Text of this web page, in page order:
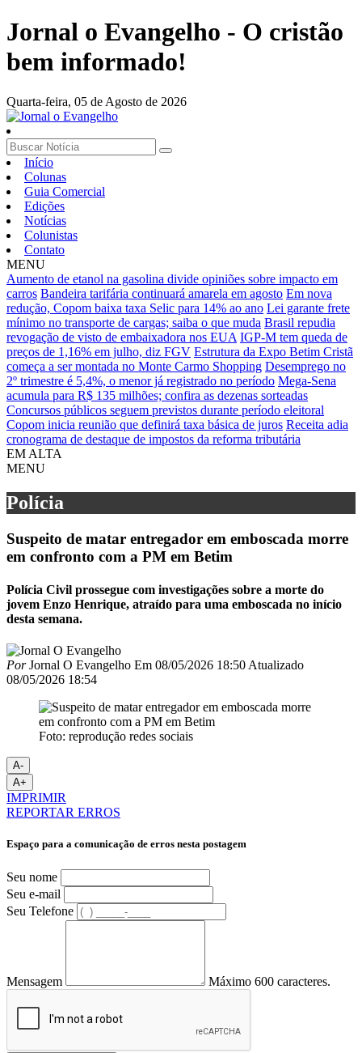
Jornal o Evangelho - O cristão
bem informado!
Quarta-feira, 05 de Agosto de 2026
Início
Colunas
Guia Comercial
Edições
Notícias
Colunistas
Contato
MENU
Aumento de etanol na gasolina divide opiniões sobre impacto em
carros Bandeira tarifária continuará amarela em agosto Em nova
redução, Copom baixa taxa Selic para 14% ao ano Lei garante frete
mínimo no transporte de cargas; saiba o que muda Brasil repudia
revogação de visto de embaixadora nos EUA IGP-M tem queda de
preços de 1,16% em julho, diz FGV Estrutura da Expo Betim Cristã
começa a ser montada no Monte Carmo Shopping Desemprego no
2º trimestre é 5,4%, o menor já registrado no período Mega-Sena
acumula para R$ 135 milhões; confira as dezenas sorteadas
Concursos públicos seguem previstos durante período eleitoral
Copom inicia reunião que definirá taxa básica de juros Receita adia
cronograma de destaque de impostos da reforma tributária
EM ALTA
MENU
Polícia
Suspeito de matar entregador em emboscada morre
em confronto com a PM em Betim
Polícia Civil prossegue com investigações sobre a morte do
jovem Enzo Henrique, atraído para uma emboscada no início
desta semana.
PorJornal O Evangelho Em 08/05/2026 18:50 Atualizado
08/05/2026 18:54
Foto: reprodução redes sociais
A-
A+
IMPRIMIR
REPORTAR ERROS
Espaço para a comunicação de erros nesta postagem
Seu nome
Seu e-mail
Seu Telefone
Mensagem Máximo 600 caracteres.